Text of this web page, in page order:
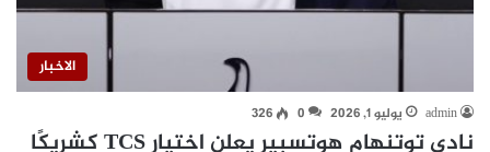
الاخبار
admin يوليو 1, 2026 0
326
نادي توتنهام هوتسبير يعلن اختيار TCS كشريكًا